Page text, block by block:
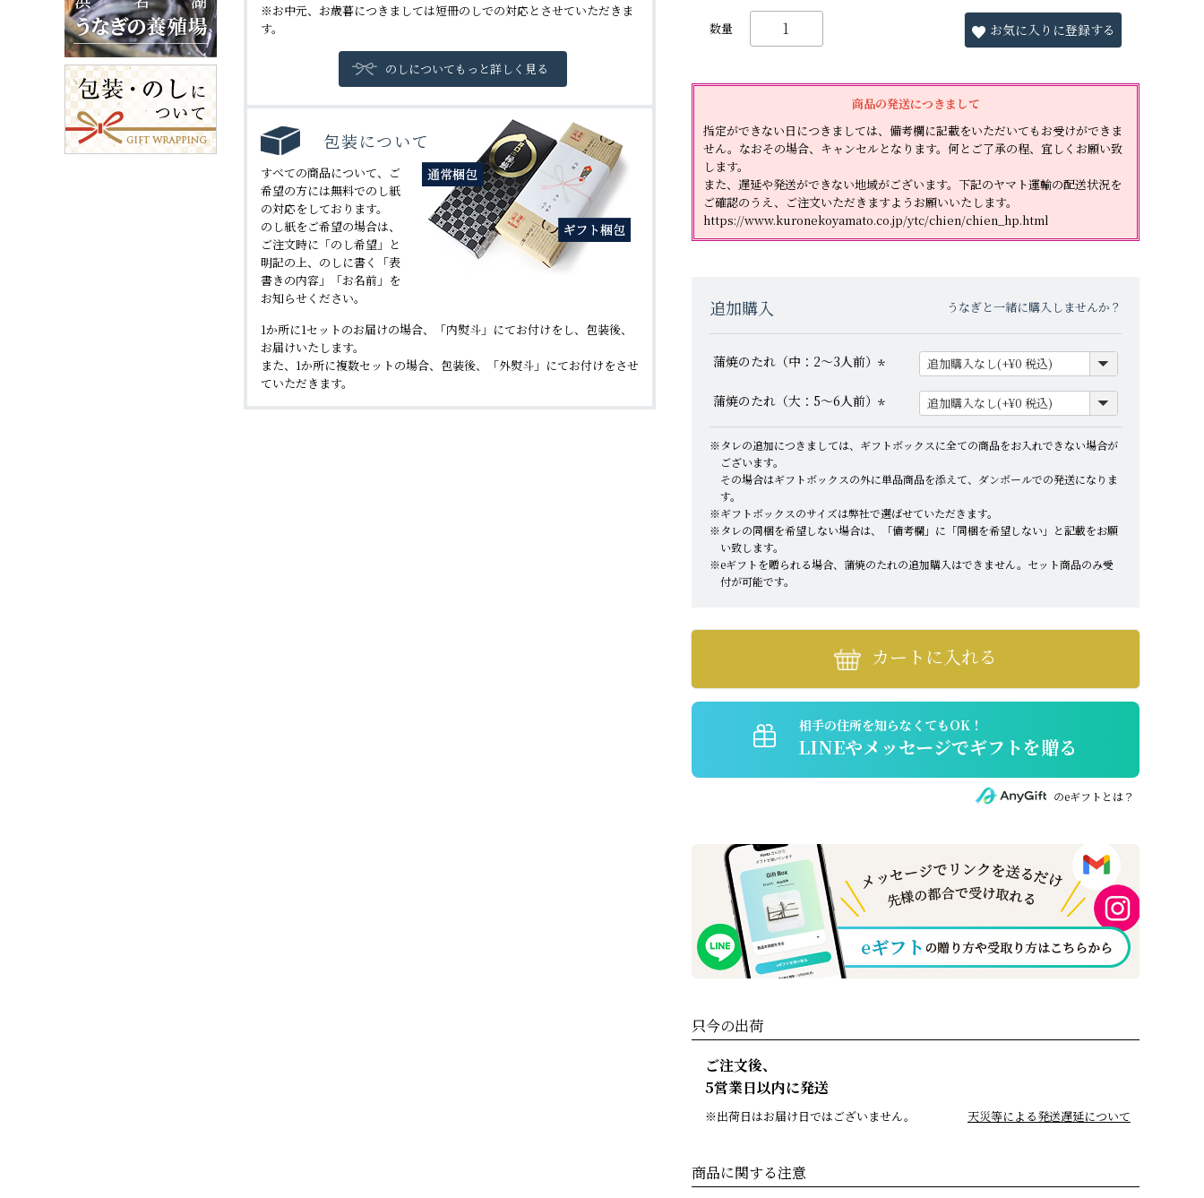
※お中元、お歳暮につきましては短冊のしでの対応とさせていただきま
す。
のしについてもっと詳しく見る
包装について
すべての商品について、ご
希望の方には無料でのし紙
の対応をしております。
のし紙をご希望の場合は、
ご注文時に「のし希望」と
明記の上、のしに書く「表
書きの内容」「お名前」を
お知らせください。
1か所に1セットのお届けの場合、「内熨斗」にてお付けをし、包装後、
お届けいたします。
また、1か所に複数セットの場合、包装後、「外熨斗」にてお付けをさせ
ていただきます。
お気に入りに登録する
商品の発送につきまして
指定ができない日につきましては、備考欄に記載をいただいてもお受けができま
せん。なおその場合、キャンセルとなります。何とご了承の程、宜しくお願い致
します。
また、遅延や発送ができない地域がございます。下記のヤマト運輸の配送状況を
ご確認のうえ、ご注文いただきますようお願いいたします。
https://www.kuronekoyamato.co.jp/ytc/chien/chien_hp.html
追加購入 うなぎと一緒に購入しませんか？
蒲焼のたれ（中：2～3人前）
必
須
)
蒲焼のたれ（大：5～6人前）
(
必
)
タレの追加につきましては、ギフトボックスに全ての商品をお入れできない場合が
ございます。
その場合はギフトボックスの外に単品商品を添えて、ダンボールでの発送になりま
す。
ギフトボックスのサイズは弊社で選ばせていただきます。
タレの同梱を希望しない場合は、「備考欄」に「同梱を希望しない」と記載をお願
い致します。
eギフトを贈られる場合、蒲焼のたれの追加購入はできません。セット商品のみ受
付が可能です。
カートに入れる
のeギフトとは？
只今の出荷
ご注文後、
5営業日以内に発送
出荷日はお届け日ではございません。 天災等による発送遅延について
商品に関する注意